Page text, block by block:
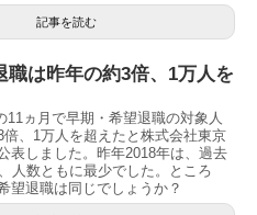
記事を読む
職は昨年の約3倍、1万人を
11ヵ月で早期・希望退職の対象人
、1万人を超えたと株式会社東京
表しました。昨年2018年は、過去
人数ともに最少でした。ところ
望退職は同じでしょうか？